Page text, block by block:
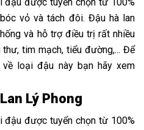
vỏ và tách đôi. Đậu hà lan
và hỗ trợ điều trị rất nhiều
tim mạch, tiểu đường,... Để
loại đậu này bạn hãy xem
Lý Phong
đậu được tuyển chọn từ 100%